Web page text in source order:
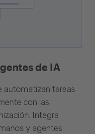
de IA
automatizan tareas
con las
Integra
y agentes